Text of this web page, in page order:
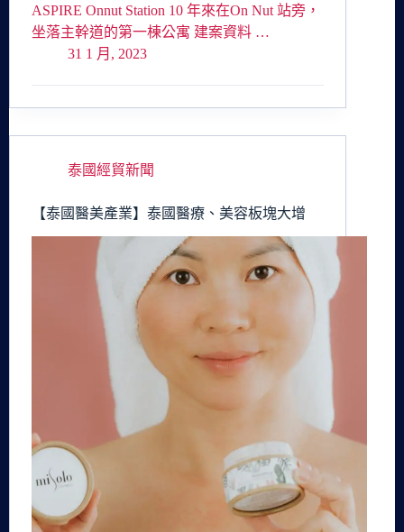
ASPIRE Onnut Station 10 年來在On Nut 站旁，
坐落主幹道的第一棟公寓 建案資料 …
31 1 月, 2023
泰國經貿新聞
【泰國醫美產業】泰國醫療、美容板塊大增